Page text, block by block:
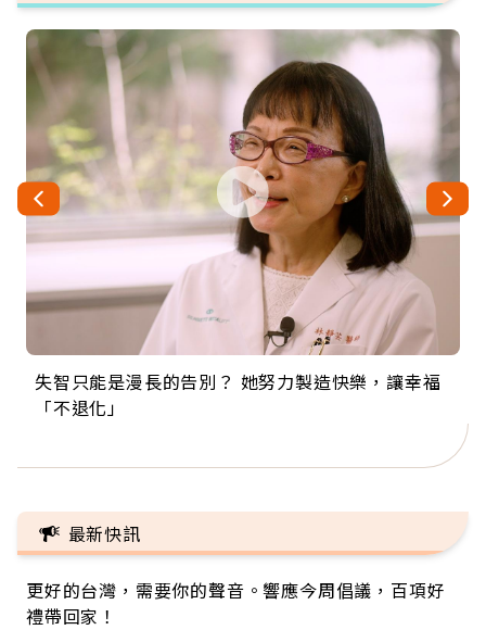
失智只能是漫長的告別？ 她努力製造快樂，讓幸福
「不退化」
來自剛果的巧克力神父 為台灣奉獻36年 「台灣是我
的家，我連作夢都講台語！」
63歲卸矽谷副總、搬回台灣找快樂！「蛋黃哥小
丑」走進安養院，逗樂上萬爺奶：退休後才開始真
104歲打破金氏世界紀錄 成為全球最年長羽球選
手，分享長壽的秘密原來是「這個」
事業巔峰他選擇追夢…黑手阿伯拉小提琴還登上小
巨蛋！連CNN都大讚！
最新快訊
更好的台灣，需要你的聲音。響應今周倡議，百項好
禮帶回家！